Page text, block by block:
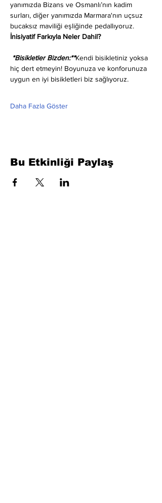
yanımızda Bizans ve Osmanlı’nın kadim
surları, diğer yanımızda Marmara'nın uçsuz
bucaksız maviliği eşliğinde pedallıyoruz.
İnisiyatif Farkıyla Neler Dahil?
*Bisikletler Bizden:**Kendi bisikletiniz yoksa
hiç dert etmeyin! Boyunuza ve konforunuza
uygun en iyi bisikletleri biz sağlıyoruz.
Daha Fazla Göster
Bu Etkinliği Paylaş